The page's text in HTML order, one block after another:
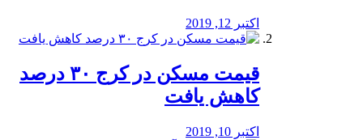
اکتبر 12, 2019
️قیمت مسکن در کرج ۳۰ درصد
کاهش یافت
اکتبر 10, 2019